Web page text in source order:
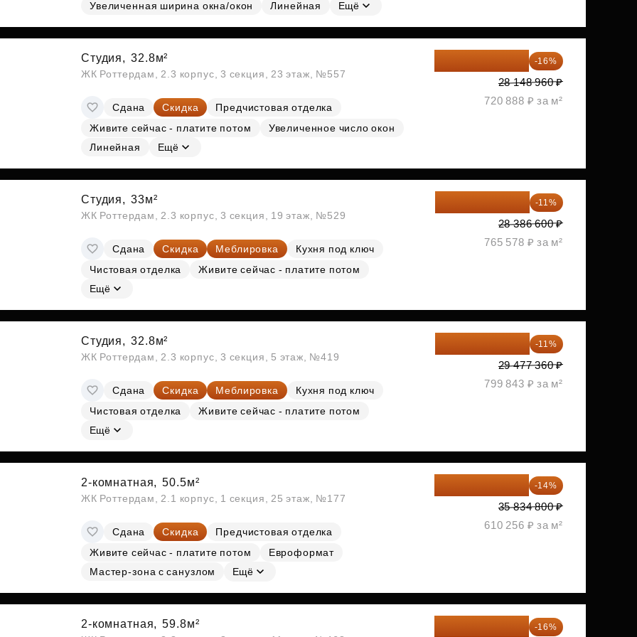
СубсидииУвеличенная ширина окна/окон
Линейная Ещё
Студия, 32.8м²
ЖК Роттердам, 2.3 корпус, 3 секция, 23 этаж, №557
Сдана Скидка
Предчистовая отделка
Живите сейчас - платите потом
Увеличенное число окон
Линейная
Ещё
-16%
28 148 960 ₽
720 888 ₽ за м²
Студия, 33м²
ЖК Роттердам, 2.3 корпус, 3 секция, 19 этаж, №529
Сдана Скидка Меблировка
Кухня под ключ
Чистовая отделка
Живите сейчас - платите потом
Ещё
-11%
28 386 600 ₽
765 578 ₽ за м²
Студия, 32.8м²
ЖК Роттердам, 2.3 корпус, 3 секция, 5 этаж, №419
Сдана Скидка Меблировка
Кухня под ключ
Чистовая отделка
Живите сейчас - платите потом
Ещё
-11%
29 477 360 ₽
799 843 ₽ за м²
2-комнатная, 50.5м²
ЖК Роттердам, 2.1 корпус, 1 секция, 25 этаж, №177
Сдана Скидка
Предчистовая отделка
Живите сейчас - платите потом
Евроформат
Мастер-зона с санузлом
Ещё
-14%
35 834 800 ₽
610 256 ₽ за м²
2-комнатная, 59.8м² -16%